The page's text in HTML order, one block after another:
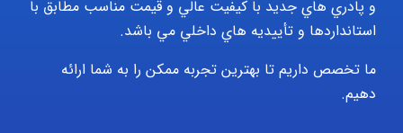
و پادري هاي جديد با کيفيت عالي و قيمت مناسب مطابق با
استانداردها و تأييديه هاي داخلي مي باشد.
ما تخصص داریم تا بهترین تجربه ممکن را به شما ارائه
دهیم.